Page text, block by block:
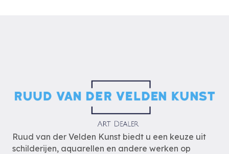
Ruud van der Velden Kunst biedt u een keuze uit
schilderijen, aquarellen en andere werken op